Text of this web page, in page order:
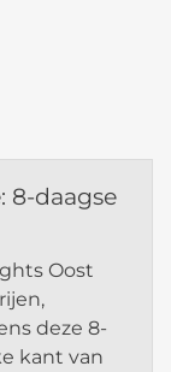
8-daagse
Oost
deze 8-
kant van